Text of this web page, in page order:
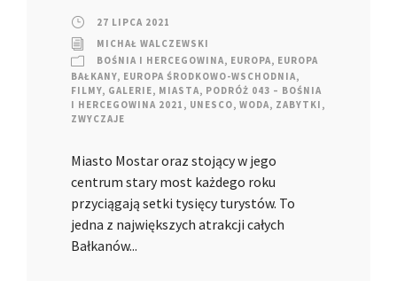
27 LIPCA 2021
MICHAŁ WALCZEWSKI
BOŚNIA I HERCEGOWINA, EUROPA, EUROPA
BAŁKANY, EUROPA ŚRODKOWO-WSCHODNIA,
FILMY, GALERIE, MIASTA, PODRÓŻ 043 – BOŚNIA
I HERCEGOWINA 2021 , UNESCO, WODA, ZABYTKI ,
ZWYCZAJE
Miasto Mostar oraz stojący w jego
centrum stary most każdego roku
przyciągają setki tysięcy turystów. To
jedna z największych atrakcji całych
Bałkanów...